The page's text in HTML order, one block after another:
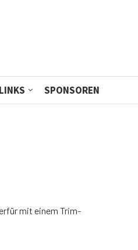
SPONSOREN
mit einem Trim-